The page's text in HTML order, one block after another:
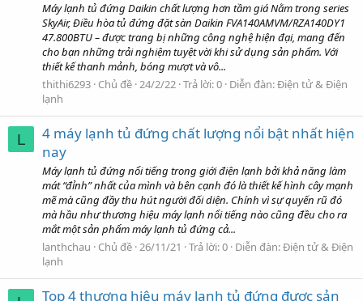
Máy lạnh tủ đứng Daikin chất lượng hơn tầm giá Nằm trong series
SkyAir, Điều hòa tủ đứng đặt sàn Daikin FVA140AMVM/RZA140DY1
47.800BTU – được trang bị những công nghệ hiện đại, mang đến
cho bạn những trải nghiệm tuyệt vời khi sử dụng sản phẩm. Với
thiết kế thanh mảnh, bóng mượt và vô...
thithi6293 Chủ đề 24/2/22 Trả lời: 0 Diễn đàn:Điện tử & Điện
lạnh
L
4 máy lạnh tủ đứng chất lượng nổi bật nhất hiện
nay
Máy lạnh tủ đứng nổi tiếng trong giới điện lạnh bởi khả năng làm
mát “đỉnh” nhất của mình và bên cạnh đó là thiết kế hình cây mạnh
mẽ mà cũng đầy thu hút người đối diện. Chính vì sự quyến rũ đó
mà hầu như thương hiệu máy lạnh nổi tiếng nào cũng đều cho ra
mắt một sản phẩm máy lạnh tủ đứng cả...
lanthchau
Chủ đề 26/11/21 Trả lời: 0 Diễn đàn:Điện tử & Điện
lạnh
Top 4 thương hiệu máy lạnh tủ đứng được sản